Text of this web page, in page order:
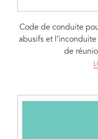
Code de conduite
abusifs et
de